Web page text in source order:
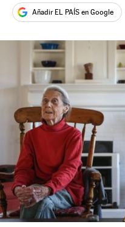
Añadir EL PAÍS en Google